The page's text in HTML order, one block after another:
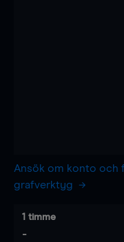
Ansök om konto och
grafverktyg
1 timme
-